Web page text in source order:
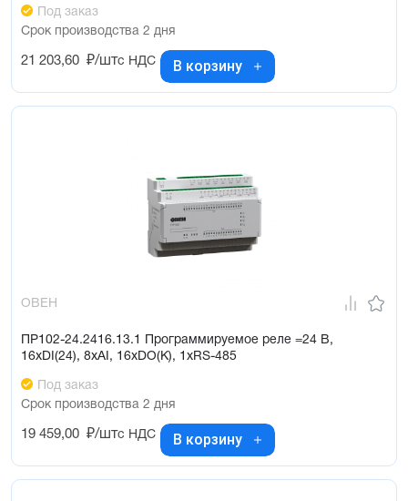
Под заказ
Срок производства 2 дня
21 203,60 ₽/штс НДС В корзину
ОВЕН
ПР102-24.2416.13.1 Программируемое реле =24 В,
16хDI(24), 8хAI, 16хDO(К), 1хRS-485
Под заказ
Срок производства 2 дня
19 459,00 ₽/штс НДС В корзину